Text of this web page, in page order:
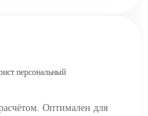
персональный
Оптимален для